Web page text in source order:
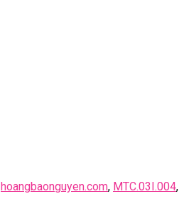
hoangbaonguyen.com, MTC.03I.004,